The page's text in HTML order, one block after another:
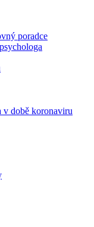
poradce
v době koronaviru